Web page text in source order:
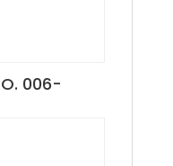
006-